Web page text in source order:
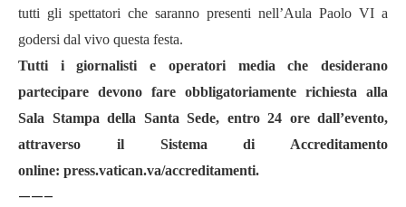
tutti gli spettatori che saranno presenti nell’Aula Paolo VI a
godersi dal vivo questa festa.
Tutti i giornalisti e operatori media che desiderano
partecipare devono fare obbligatoriamente richiesta alla
Sala Stampa della Santa Sede, entro 24 ore dall’evento,
attraverso il Sistema di Accreditamento
online: press.vatican.va/accreditamenti.
——–